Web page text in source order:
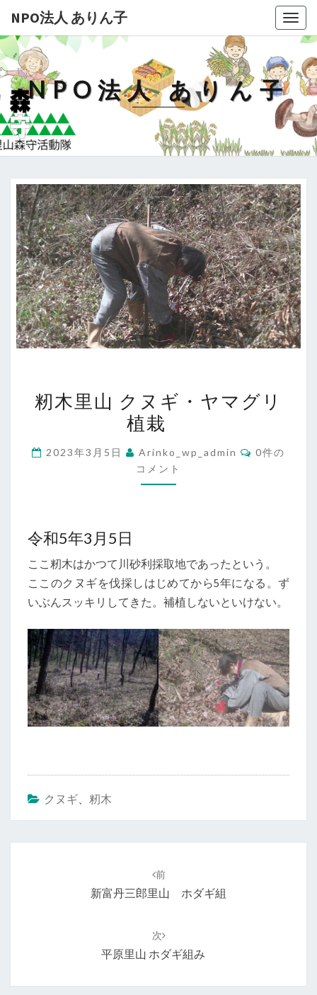
NPO法人 ありん子
NPO法人 ありん子
木
里
ク
グ
リ
植
籾木里山 クヌギ・ヤマグリ
植栽
2023年3月5日 Arinko_wp_admin
コ
メ
0件の
コメント
令和5年3月5日
ここ籾木はかつて川砂利採取地であったという。
ここのクヌギを伐採しはじめてから5年になる。ず
いぶんスッキリしてきた。補植しないといけない。
クヌギ、 籾木
前
新富丹三郎里山 ホダギ組
次
平原里山 ホダギ組み